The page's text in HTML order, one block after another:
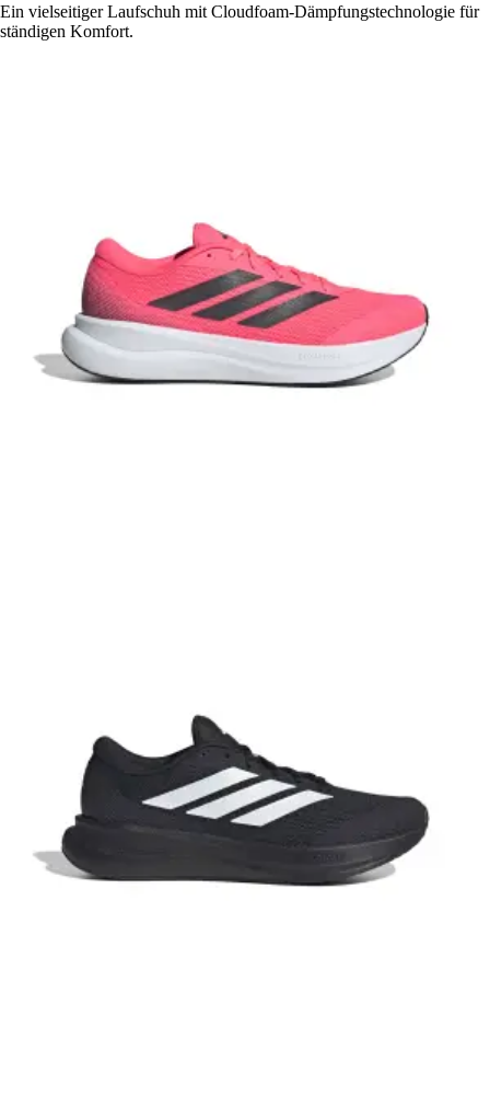
Ein vielseitiger Laufschuh mit Cloudfoam-Dämpfungstechnologie für
ständigen Komfort.